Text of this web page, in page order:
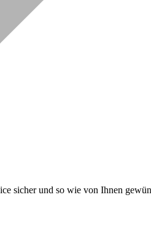
sicher und so wie von Ihnen